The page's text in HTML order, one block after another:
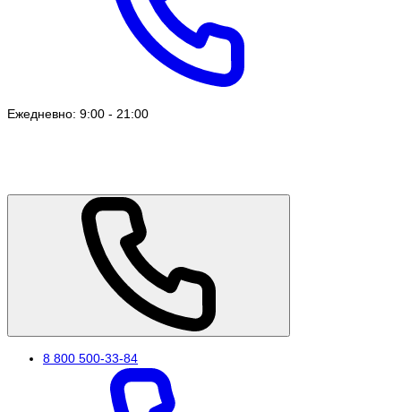
Ежедневно: 9:00 - 21:00
8 800 500-33-84